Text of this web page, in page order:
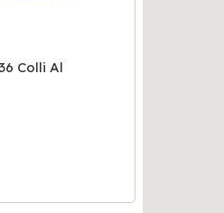
Colli Al